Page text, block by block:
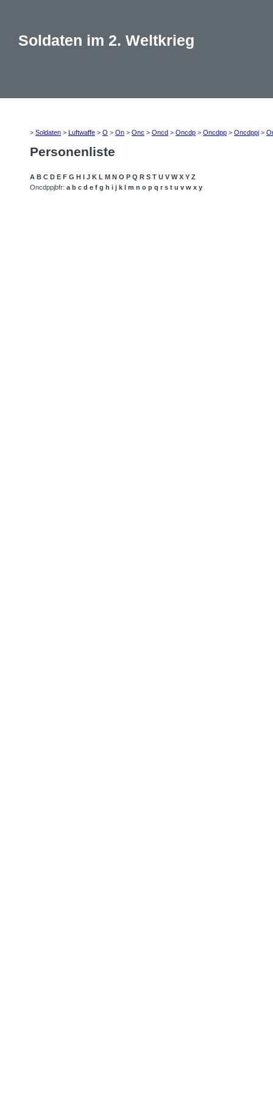
Soldaten im 2. Weltkrieg
> Soldaten > Luftwaffe > O > On > Onc > Oncd > Oncdp > Oncdpp > Oncdppj >
Personenliste
A B C D E F G H I J K L M N O P Q R S T U V W X Y Z
Oncdppjbfr: a b c d e f g h i j k l m n o p q r s t u v w x y